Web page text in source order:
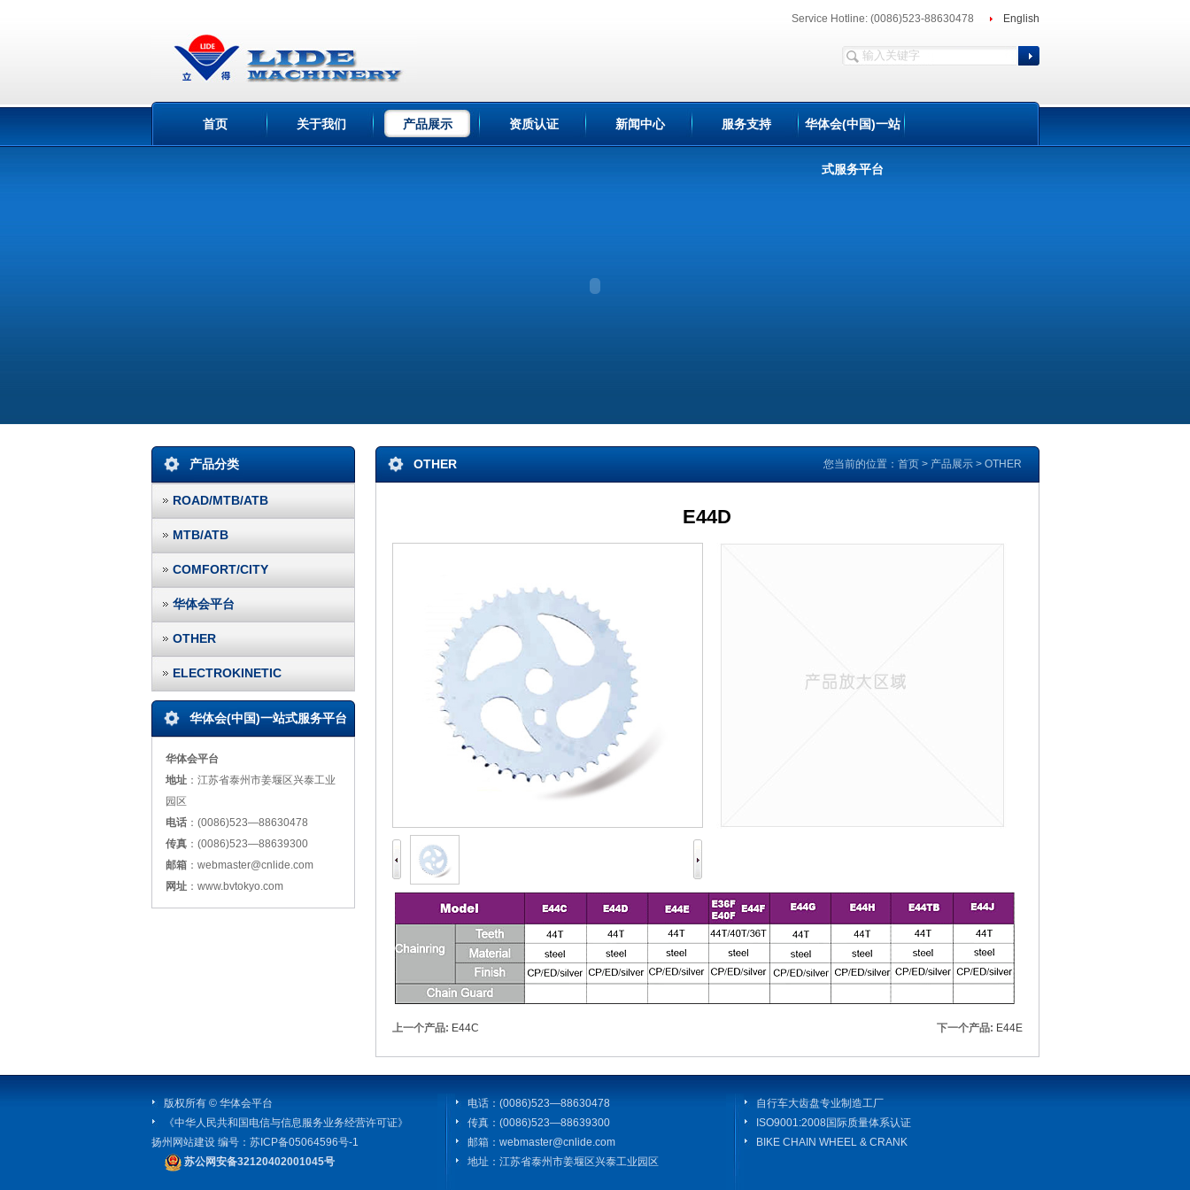
Service Hotline: (0086)523-88630478 English
首页 关于我们 产品展示 资质认证 新闻中心 服务支持 华体会(中国)一站
式服务平台
产品分类
ROAD/MTB/ATB
MTB/ATB
COMFORT/CITY
华体会平台
OTHER
ELECTROKINETIC
华体会(中国)一站式服务平台
华体会平台
地址：江苏省泰州市姜堰区兴泰工业
园区
电话：(0086)523—88630478
传真：(0086)523—88639300
邮箱：webmaster@cnlide.com
网址：www.bvtokyo.com
OTHER 您当前的位置： 首页> 产品展示> OTHER
E44D
上一个产品: E44C 下一个产品: E44E
版权所有 © 华体会平台
《中华人民共和国电信与信息服务业务经营许可证》
扬州网站建设编号： 苏ICP备05064596号-1
苏公网安备32120402001045号
电话：(0086)523—88630478
传真：(0086)523—88639300
邮箱：webmaster@cnlide.com
地址：江苏省泰州市姜堰区兴泰工业园区
自行车大齿盘专业制造工厂
ISO9001:2008国际质量体系认证
BIKE CHAIN WHEEL & CRANK